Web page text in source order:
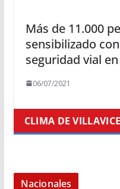
Más de 11.000
sensibilizado
seguridad vial
06/07/2021
CLIMA DE
Nacionales